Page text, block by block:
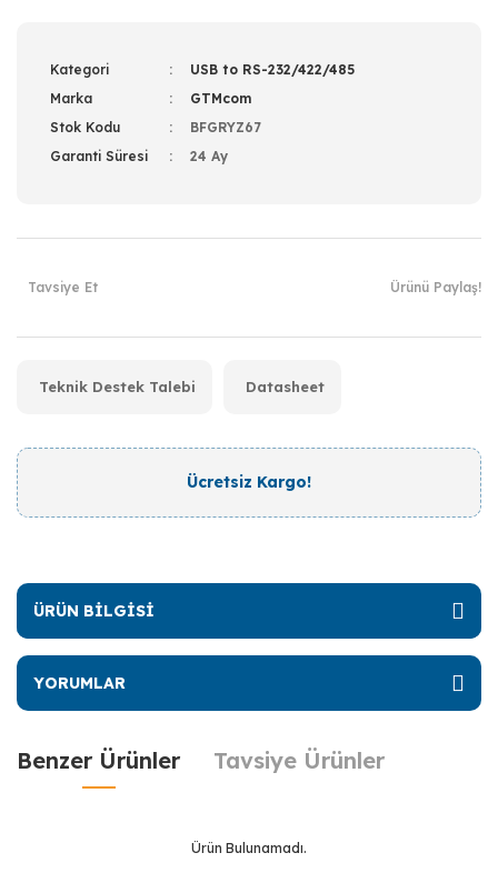
Kategori
USB to RS-232/422/485
Marka
GTMcom
Stok Kodu
BFGRYZ67
Garanti Süresi
24 Ay
Tavsiye Et Ürünü Paylaş!
Teknik Destek Talebi Datasheet
Ücretsiz Kargo!
ÜRÜN BİLGİSİ
YORUMLAR
Benzer Ürünler Tavsiye Ürünler
Ürün Bulunamadı.